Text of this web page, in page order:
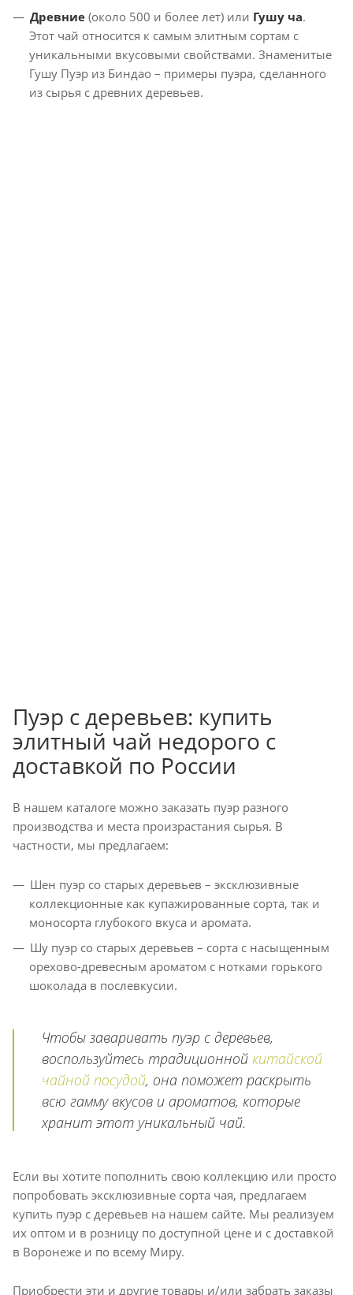
Древние (около 500 и более лет) или Гушу ча.
Этот чай относится к самым элитным сортам с
уникальными вкусовыми свойствами. Знаменитые
Гушу Пуэр из Биндао – примеры пуэра, сделанного
из сырья с древних деревьев.
Пуэр с деревьев: купить
элитный чай недорого с
доставкой по России
В нашем каталоге можно заказать пуэр разного
производства и места произрастания сырья. В
частности, мы предлагаем:
Шен пуэр со старых деревьев – эксклюзивные
коллекционные как купажированные сорта, так и
моносорта глубокого вкуса и аромата.
Шу пуэр со старых деревьев – сорта с насыщенным
орехово-древесным ароматом с нотками горького
шоколада в послевкусии.
Чтобы заваривать пуэр с деревьев,
воспользуйтесь традиционной китайской
чайной посудой, она поможет раскрыть
всю гамму вкусов и ароматов, которые
хранит этот уникальный чай.
Если вы хотите пополнить свою коллекцию или просто
попробовать эксклюзивные сорта чая, предлагаем
купить пуэр с деревьев на нашем сайте. Мы реализуем
их оптом и в розницу по доступной цене и с доставкой
в Воронеже и по всему Миру.
Приобрести эти и другие товары и/или забрать заказы